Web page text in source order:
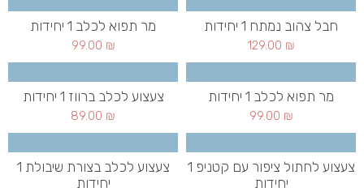
חבל צהוב נמתח 1 יחידות
129.00 ₪
מר תפוא לכלב 1 יחידות
99.00 ₪
מר תפוא לכלב 1 יחידות
99.00 ₪
צעצוע לכלב ברווז 1 יחידות
89.00 ₪
צעצוע לחתול ציפור עם קטניפ 1
יחידות
צעצוע לכלב בצורת שיבולת 1
יחידות